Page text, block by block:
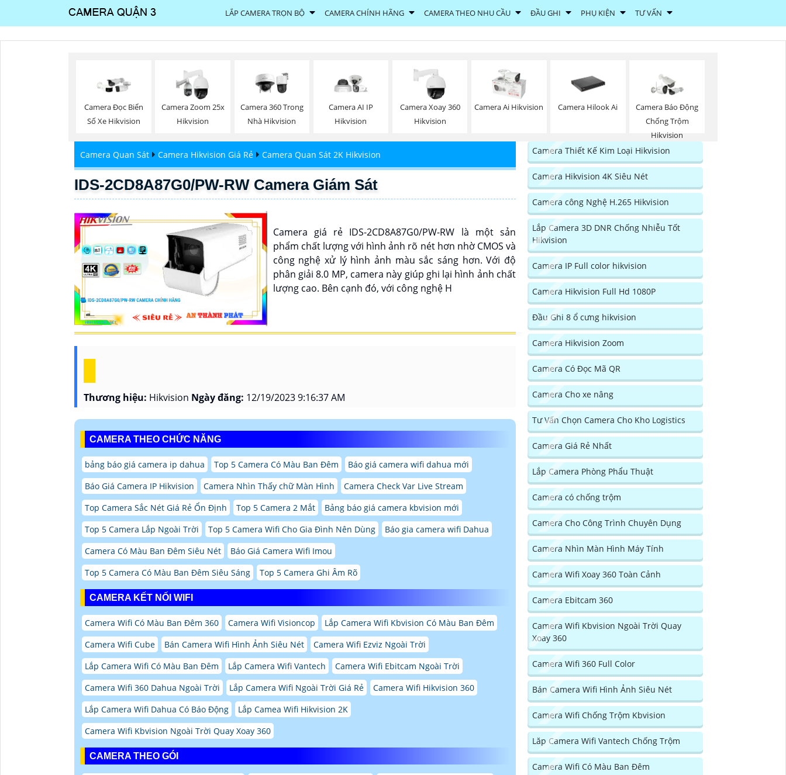
LẮP CAMERA TRỌN BỘ CAMERA CHÍNH HÃNG CAMERA THEO NHU CẦU ĐẦU GHI PHỤ KIỆN TƯ VẤN
Camera Đọc Biển
Số Xe Hikvision
Camera Zoom 25x
Hikvision
Camera 360 Trong
Nhà Hikvision
Camera AI IP
Hikvision
Camera Xoay 360
Hikvision
Camera Ai Hikvision Camera Hilook Ai
Camera Báo Động
Chống Trộm
Hikvision
Camera Quan Sát Camera Hikvision Giá Rẻ Camera Quan Sát 2K Hikvision
IDS-2CD8A87G0/PW-RW Camera Giám Sát
Camera giá rẻ IDS-2CD8A87G0/PW-RW là một sản
phẩm chất lượng với hình ảnh rõ nét hơn nhờ CMOS và
công nghệ xử lý hình ảnh màu sắc sáng hơn. Với độ
phân giải 8.0 MP, camera này giúp ghi lại hình ảnh chất
lượng cao. Bên cạnh đó, với công nghệ H
Thương hiệu: Hikvision Ngày đăng: 12/19/2023 9:16:37 AM
CAMERA THEO CHỨC NĂNG
bảng báo giá camera ip dahua Top 5 Camera Có Màu Ban Đêm
Báo giá camera wifi dahua mới
Báo Giá Camera IP Hikvision
Camera Nhìn Thấy chữ Màn Hình
Camera Check Var Live Stream
Top Camera Sắc Nét Giá Rẻ Ổn Định
Top 5 Camera 2 Mắt
Bảng báo giá camera kbvision mới
Top 5 Camera Lắp Ngoài Trời
Top 5 Camera Wifi Cho Gia Đình Nên Dùng
Báo gia camera wifi Dahua
Camera Có Màu Ban Đêm Siêu Nét
Báo Giá Camera Wifi Imou
Top 5 Camera Có Màu Ban Đêm Siêu Sáng
Top 5 Camera Ghi Âm Rõ
CAMERA KẾT NỐI WIFI
Camera Wifi Có Màu Ban Đêm 360 Camera Wifi Visioncop
Lắp Camera Wifi Kbvision Có Màu Ban Đêm
Camera Wifi Cube
Bán Camera Wifi Hình Ảnh Siêu Nét
Camera Wifi Ezviz Ngoài Trời
Lắp Camera Wifi Có Màu Ban Đêm
Lắp Camera Wifi Vantech
Camera Wifi Ebitcam Ngoài Trời
Camera Wifi 360 Dahua Ngoài Trời
Lắp Camera Wifi Ngoài Trời Giá Rẻ
Camera Wifi Hikvision 360
Lắp Camera Wifi Dahua Có Báo Động
Lắp Camea Wifi Hikvision 2K
Camera Wifi Kbvision Ngoài Trời Quay Xoay 360
CAMERA THEO GÓI
Camera Thiết Kế Kim Loại Hikvision
Camera Hikvision 4K Siêu Nét
Camera công Nghệ H.265 Hikvision
Lắp Camera 3D DNR Chống Nhiễu Tốt
Hikvision
Camera IP Full color hikvision
Camera Hikvision Full Hd 1080P
Đầu Ghi 8 ổ cưng hikvision
Camera Hikvision Zoom
Camera Có Đọc Mã QR
Camera Cho xe nâng
Tư Vấn Chọn Camera Cho Kho Logistics
Camera Giá Rẻ Nhất
Lắp Camera Phòng Phẩu Thuật
Camera có chống trộm
Camera Cho Công Trình Chuyên Dụng
Camera Nhìn Màn Hình Máy Tính
Camera Wifi Xoay 360 Toàn Cảnh
Camera Ebitcam 360
Camera Wifi Kbvision Ngoài Trời Quay
Xoay 360
Camera Wifi 360 Full Color
Bán Camera Wifi Hình Ảnh Siêu Nét
Camera Wifi Chống Trộm Kbvision
Lăp Camera Wifi Vantech Chống Trộm
Camera Wifi Có Màu Ban Đêm